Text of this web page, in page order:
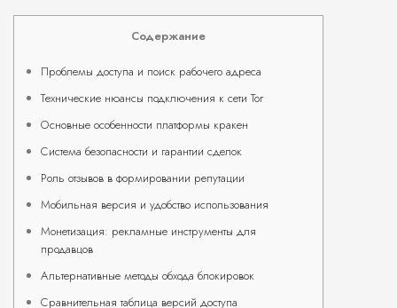
Содержание
Проблемы доступа и поиск рабочего адреса
Технические нюансы подключения к сети Tor
Основные особенности платформы кракен
Система безопасности и гарантии сделок
Роль отзывов в формировании репутации
Мобильная версия и удобство использования
Монетизация: рекламные инструменты для
продавцов
Альтернативные методы обхода блокировок
Сравнительная таблица версий доступа